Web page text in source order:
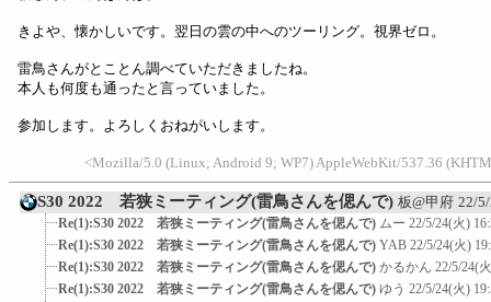
きよや、懐かしいです。翌日の雲の中へのツーリング。視界ゼロ。
雷鳥さんがとことん調べていただきましたね。
本人も何度も通ったと言っていました。
参加します。よろしくおねがいします。
<Mozilla/5.0 (Linux; Android 9; WP7) AppleWebKit/537.36
S30 2022 若狭ミーティング(雷鳥さんを偲んで) 板@甲府 22/
Re(1):S30 2022 若狭ミーティング(雷鳥さんを偲んで) ムー 22/5/24(火)
Re(1):S30 2022 若狭ミーティング(雷鳥さんを偲んで) YAB 22/5/24(火)
Re(1):S30 2022 若狭ミーティング(雷鳥さんを偲んで) かるかん 22/5/24(
Re(1):S30 2022 若狭ミーティング(雷鳥さんを偲んで) ゆう 22/5/24(火)